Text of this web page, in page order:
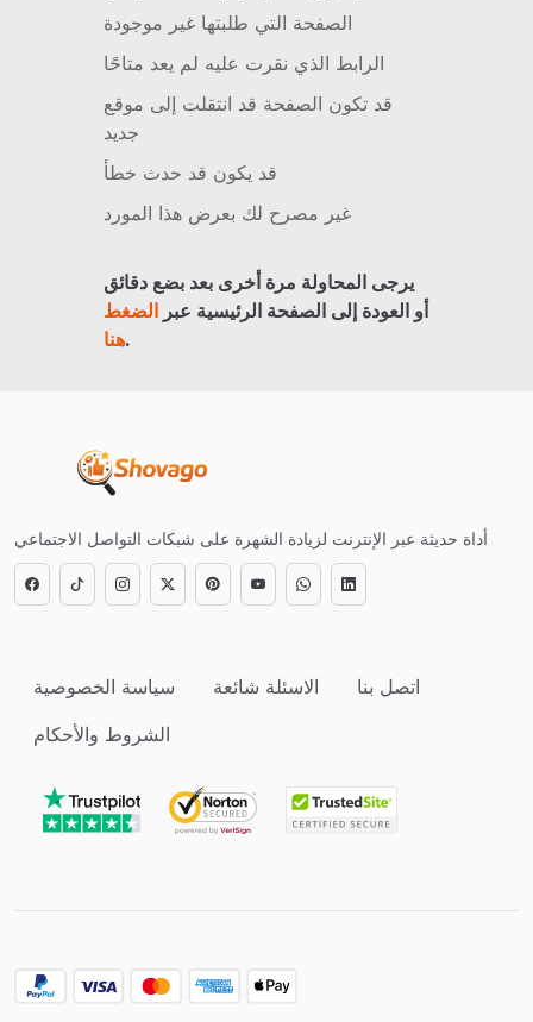
الصفحة التي طلبتها غير موجودة
الرابط الذي نقرت عليه لم يعد متاحًا
قد تكون الصفحة قد انتقلت إلى موقع
جديد
قد يكون قد حدث خطأ
غير مصرح لك بعرض هذا المورد
يرجى المحاولة مرة أخرى بعد بضع دقائق
أو العودة إلى الصفحة الرئيسية عبرالضغط
هنا.
أداة حديثة عبر الإنترنت لزيادة الشهرة على شبكات التواصل الاجتماعي
سياسة الخصوصية الاسئلة شائعة
اتصل بنا
الشروط والأحكام